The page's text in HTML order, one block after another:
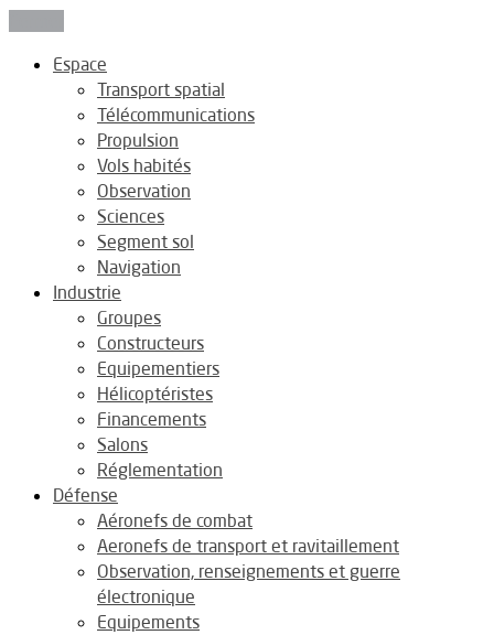
Espace
Transport spatial
Télécommunications
Propulsion
Vols habités
Observation
Sciences
Segment sol
Navigation
Industrie
Groupes
Constructeurs
Equipementiers
Hélicoptéristes
Financements
Salons
Réglementation
Défense
Aéronefs de combat
Aeronefs de transport et ravitaillement
Observation, renseignements et guerre
électronique
Equipements